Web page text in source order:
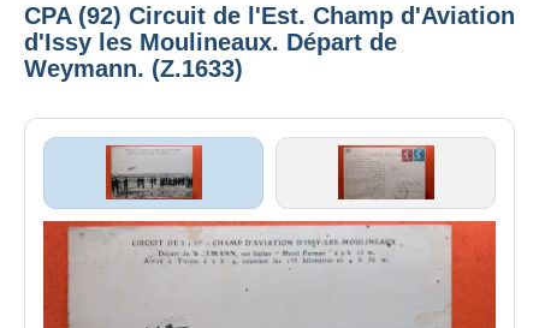
CPA (92) Circuit de l'Est. Champ d'Aviation
d'Issy les Moulineaux. Départ de
Weymann. (Z.1633)